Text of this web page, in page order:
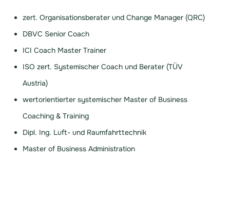
zert. Organisationsberater und Change Manager (QRC)
DBVC Senior Coach
ICI Coach Master Trainer
ISO zert. Systemischer Coach und Berater (TÜV
Austria)
wertorientierter systemischer Master of Business
Coaching & Training
Dipl. Ing. Luft- und Raumfahrttechnik
Master of Business Administration